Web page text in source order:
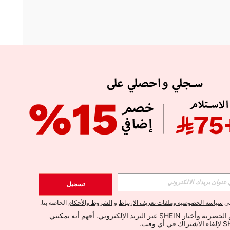
APP
الإشتراك
اشتراك
تسجيل
سياسة الخصوصية وملفات تعريف الارتباط و الشروط والأحكام الخاصة بنا.
أود تلقي العروض الحصرية وأخبار SHEIN عبر البريد الإلكتروني. أفهم أنه يمكنني